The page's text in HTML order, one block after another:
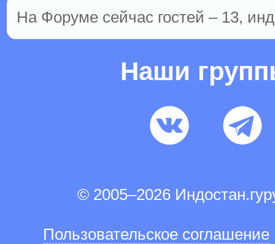
На Форуме сейчас гостей – 13,
Наши
© 2005–2026
Пользовательское соглашение